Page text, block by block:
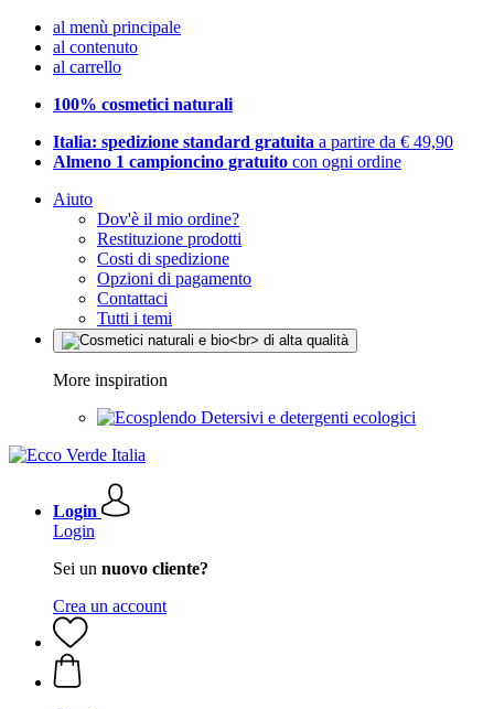
al menù principale
al contenuto
al carrello
100% cosmetici naturali
Italia: spedizione standard gratuita a partire da € 49,90
Almeno 1 campioncino gratuito con ogni ordine
Aiuto
Dov'è il mio ordine?
Restituzione prodotti
Costi di spedizione
Opzioni di pagamento
Contattaci
Tutti i temi
More inspiration
Detersivi e detergenti ecologici
Login
Login
Sei un nuovo cliente?
Crea un account